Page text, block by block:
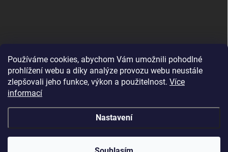
Používáme cookies, abychom Vám umožnili pohodlné
prohlížení webu a díky analýze provozu webu neustále
zlepšovali jeho funkce, výkon a použitelnost. Více
informací
Nastavení
B2B shop pro obchodníky - www.krokido.cz
Vyrobenoprodeti.cz. Všechna práva vyhrazena.